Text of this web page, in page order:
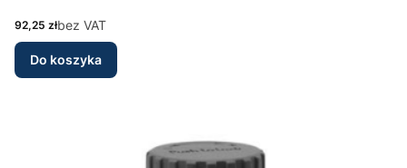
Cena
92,25 złbez VAT
Do koszyka